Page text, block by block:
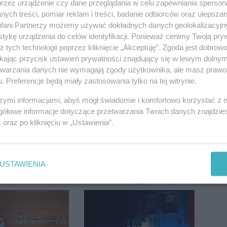
ruchu
ręce policji.
miał 2,6
Upały, a potem burze.
Groźna pogoda nad
naszym regionem
Tak 21
z
Inowrocław
urządzenie czy dane przeglądania w celu zapewniania
treści, pomiar reklam i treści, badanie odbiorców oraz
Partnerzy możemy używać dokładnych danych
urządzenia do celów identyfikacji. Ponieważ cenimy Twoją
tych technologii poprzez kliknięcie „Akceptuję”. Zgoda jest
przycisk ustawień prywatności znajdujący się w lewym
danych nie wymagają zgody użytkownika, ale masz
Preferencje będą miały zastosowania tylko na tej witrynie.
informacjami, abyś mógł świadomie i komfortowo korzystać z
informacje dotyczące przetwarzania Twoich danych
oraz po kliknięciu w „Ustawienia”.
USTAWIENIA